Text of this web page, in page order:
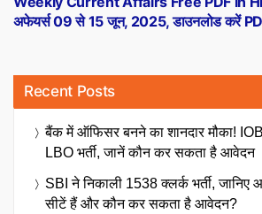
अफेयर्स 09 से 15 जून, 2025, डाउनलोड करें
Recent Posts
बैंक में ऑफिसर बनने का शानदार मौका!
LBO भर्ती, जानें कौन कर सकता है आवेदन
SBI ने निकाली 1538 क्लर्क भर्ती, जानिए
सीटें हैं और कौन कर सकता है आवेदन?